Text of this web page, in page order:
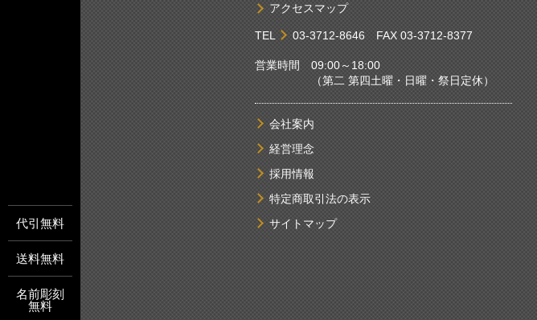
アクセスマップ
TEL 03-3712-8646FAX 03-3712-8377
営業時間 09:00～18:00
（第二 第四土曜・日曜・祭日定休）
会社案内
経営理念
採用情報
特定商取引法の表示
サイトマップ
代引無料
送料無料
名前彫刻
無料